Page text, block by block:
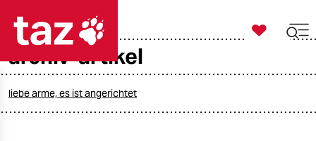
taz zahl ich

taz zahl ich
archiv-artikel
liebe arme, es ist angerichtet